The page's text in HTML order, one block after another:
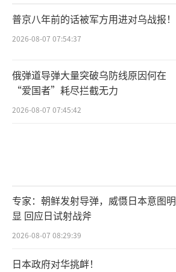
普京八年前的话被军方用进对乌战报！
2026-08-07 07:54:37
俄弹道导弹大量突破乌防线原因何在
“爱国者”耗尽拦截无力
2026-08-07 07:45:42
专家：朝鲜发射导弹，威慑日本意图明
显 回应日试射战斧
2026-08-07 08:29:39
日本政府对华挑衅！